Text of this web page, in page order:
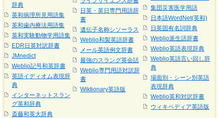
辞典
英和病理所見用語集
英和歯内療法用語集
英和実験動物学用語集
EDR日英対訳辞書
JMnedict
Weblio記号和英辞書
英語イディオム表現辞
典
インターネットスラン
グ英和辞典
斎藤和英大辞典
日英・英日専門用語辞
書
遺伝子名称シソーラス
Weblio和製英語辞書
メール英語例文辞書
最強のスラング英会話
Weblio専門用語対訳辞
書
Wiktionary英語版
集団災害医学用語
日本語WordNet(英和)
日英固有名詞辞典
Weblio派生語辞書
Weblio英語表現辞典
Weblio英語言い回し辞
典
場面別・シーン別英語
表現辞典
Weblio英和対訳辞書
ウィキペディア英語版